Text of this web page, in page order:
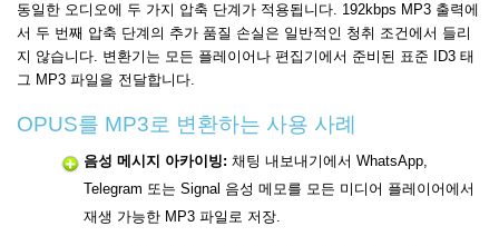
동일한 오디오에 두 가지 압축 단계가 적용됩니다. 192kbps MP3 출력에
서 두 번째 압축 단계의 추가 품질 손실은 일반적인 청취 조건에서 들리
지 않습니다. 변환기는 모든 플레이어나 편집기에서 준비된 표준 ID3 태
그 MP3 파일을 전달합니다.
OPUS를 MP3로 변환하는 사용 사례
음성 메시지 아카이빙: 채팅 내보내기에서 WhatsApp,
Telegram 또는 Signal 음성 메모를 모든 미디어 플레이어에서
재생 가능한 MP3 파일로 저장.